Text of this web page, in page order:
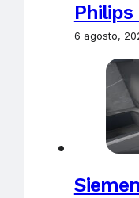
Philips
6 agosto,